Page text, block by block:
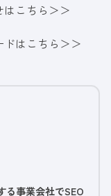
こちら＞＞
はこちら＞＞
る事業会社でSEO